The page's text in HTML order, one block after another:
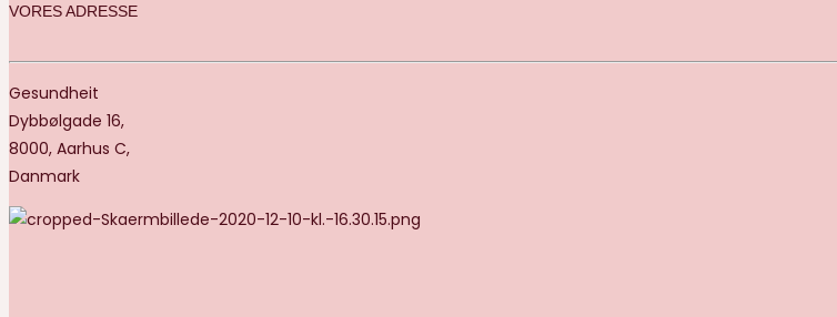
VORES ADRESSE
Gesundheit
Dybbølgade 16,
8000, Aarhus C,
Danmark